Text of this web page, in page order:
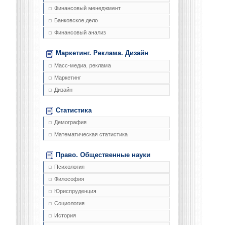
Финансовый менеджмент
Банковское дело
Финансовый анализ
Маркетинг. Реклама. Дизайн
Масс-медиа, реклама
Маркетинг
Дизайн
Статистика
Демография
Математическая статистика
Право. Общественные науки
Психология
Философия
Юриспруденция
Социология
История